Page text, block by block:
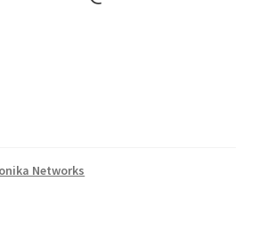
Networks